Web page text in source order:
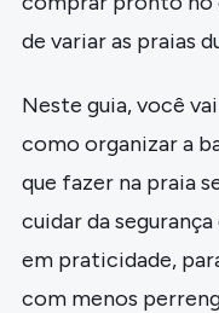
de variar as praias
Neste guia, você
como organizar a
que fazer na praia
cuidar da
em praticidade,
com menos